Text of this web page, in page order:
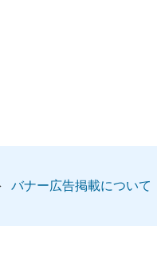
バナー広告掲載について